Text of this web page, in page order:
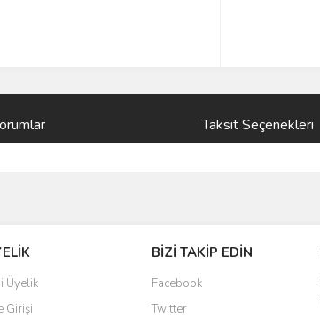
Taksit Seçenekleri
Üyelik
Girişi
BİZİ TAKİP EDİN
Facebook
Twitter